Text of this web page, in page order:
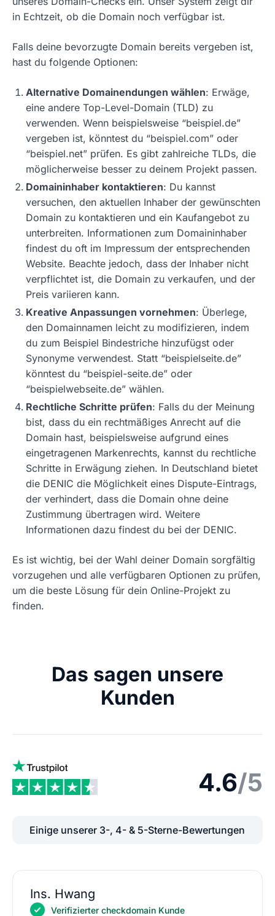
in Echtzeit, ob die Domain noch verfügbar ist.
Falls deine bevorzugte Domain bereits vergeben ist,
hast du folgende Optionen:
Alternative Domainendungen wählen: Erwäge,
eine andere Top-Level-Domain (TLD) zu
verwenden. Wenn beispielsweise “beispiel.de”
vergeben ist, könntest du “beispiel.com” oder
“beispiel.net” prüfen. Es gibt zahlreiche TLDs, die
möglicherweise besser zu deinem Projekt passen.
Domaininhaber kontaktieren: Du kannst
versuchen, den aktuellen Inhaber der gewünschten
Domain zu kontaktieren und ein Kaufangebot zu
unterbreiten. Informationen zum Domaininhaber
findest du oft im Impressum der entsprechenden
Website. Beachte jedoch, dass der Inhaber nicht
verpflichtet ist, die Domain zu verkaufen, und der
Preis variieren kann.
Kreative Anpassungen vornehmen: Überlege,
den Domainnamen leicht zu modifizieren, indem
du zum Beispiel Bindestriche hinzufügst oder
Synonyme verwendest. Statt “beispielseite.de”
könntest du “beispiel-seite.de” oder
“beispielwebseite.de” wählen.
Rechtliche Schritte prüfen: Falls du der Meinung
bist, dass du ein rechtmäßiges Anrecht auf die
Domain hast, beispielsweise aufgrund eines
eingetragenen Markenrechts, kannst du rechtliche
Schritte in Erwägung ziehen. In Deutschland bietet
die DENIC die Möglichkeit eines Dispute-Eintrags,
der verhindert, dass die Domain ohne deine
Zustimmung übertragen wird. Weitere
Informationen dazu findest du bei der DENIC.
Es ist wichtig, bei der Wahl deiner Domain sorgfältig
vorzugehen und alle verfügbaren Optionen zu prüfen,
um die beste Lösung für dein Online-Projekt zu
finden.
Das sagen unsere
Kunden
4.6/5
Einige unserer 3-, 4- & 5-Sterne-Bewertungen
Ins. Hwang
Verifizierter checkdomain Kunde